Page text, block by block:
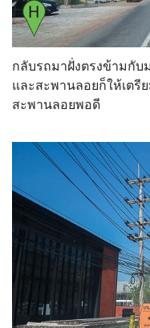
กลับรถมาฝั่งตรงข้ามกับ
และสะพานลอยก็ให้เตรี
สะพานลอยพอดี